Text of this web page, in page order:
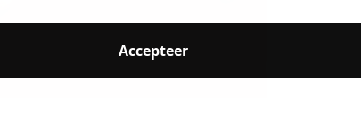
Accepteer